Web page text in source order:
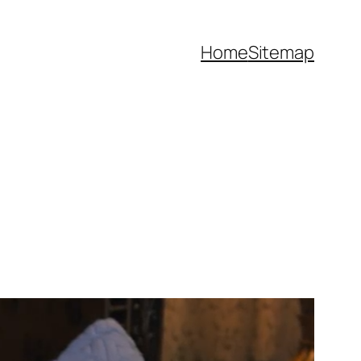
HomeSitemap